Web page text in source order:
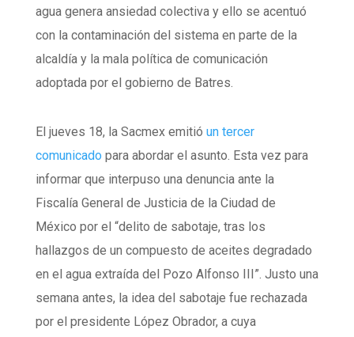
agua genera ansiedad colectiva y ello se acentuó
con la contaminación del sistema en parte de la
alcaldía y la mala política de comunicación
adoptada por el gobierno de Batres.
El jueves 18, la Sacmex emitió un tercer
comunicado para abordar el asunto. Esta vez para
informar que interpuso una denuncia ante la
Fiscalía General de Justicia de la Ciudad de
México por el “delito de sabotaje, tras los
hallazgos de un compuesto de aceites degradado
en el agua extraída del Pozo Alfonso III”. Justo una
semana antes, la idea del sabotaje fue rechazada
por el presidente López Obrador, a cuya